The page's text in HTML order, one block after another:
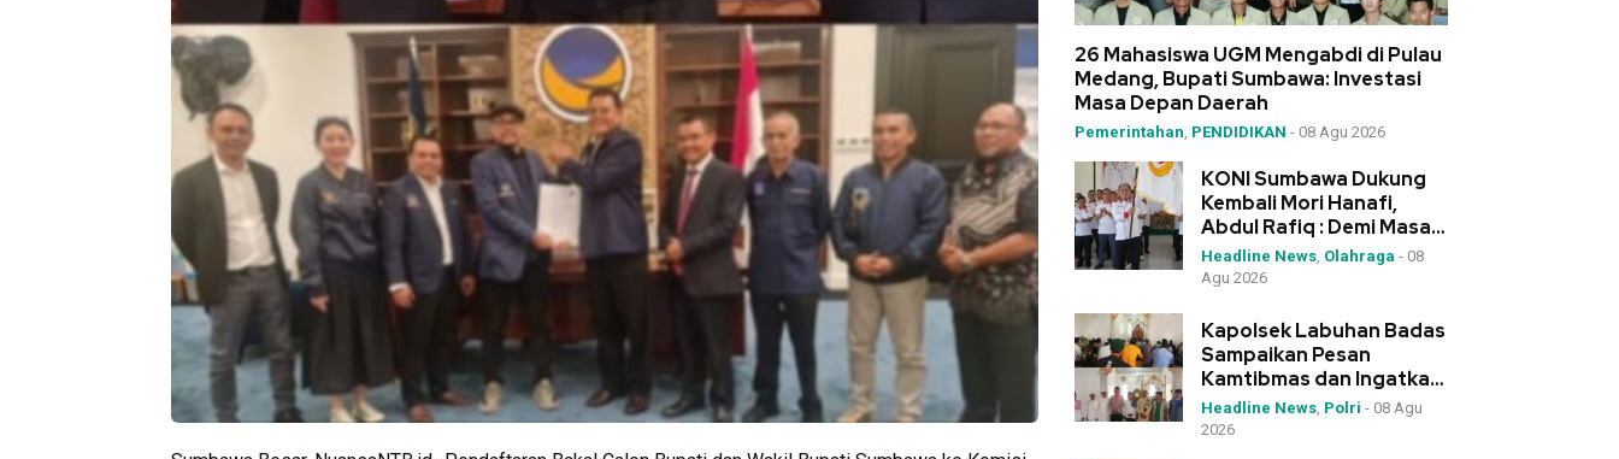
26 Mahasiswa UGM Mengabdi di Pulau
Medang, Bupati Sumbawa: Investasi
Masa Depan Daerah
Pemerintahan, PENDIDIKAN - 08 Agu 2026
KONI Sumbawa Dukung
Kembali Mori Hanafi,
Abdul Rafiq : Demi Masa
Depan Olahraga NTB
Headline News, Olahraga - 08
Agu 2026
Kapolsek Labuhan Badas
Sampaikan Pesan
Kamtibmas dan Ingatkan
Narkoba “Senjata
Pemusnah Generasi”
Headline News, Polri - 08 Agu
2026